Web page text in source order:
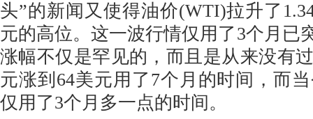
头”的新闻又使得油价(WTI)拉升了
元的高位。这一波行情仅用了3个月已
涨幅不仅是罕见的，而且是从来没有
元涨到64美元用了7个月的时间，而
仅用了3个月多一点的时间。